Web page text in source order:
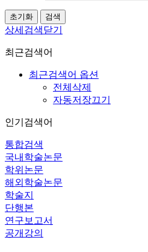
상세검색닫기
최근검색어
최근검색어 옵션
전체삭제
자동저장끄기
인기검색어
통합검색
국내학술논문
학위논문
해외학술논문
학술지
단행본
연구보고서
공개강의